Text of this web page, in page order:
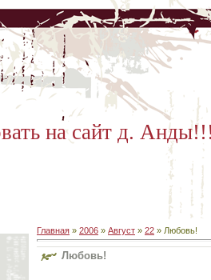
на сайт д.
Главная » 2006 » Август » 22 » Любовь!
Любовь!